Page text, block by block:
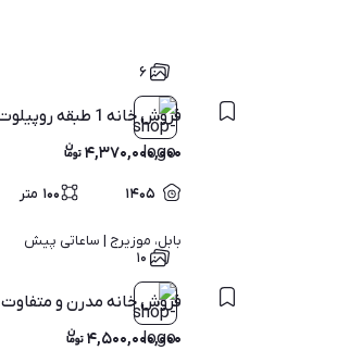
۶
فروش خانه 1 طبقه روپیلوت 100متر نوساز ارشاد21
۴,۳۷۰,۰۰۰,۰۰۰
۱۴۰۵ ۱۰۰ متر
بابل، موزیرج | ساعاتی پیش
۱۰
فروش خانه مدرن و متفاوت 125 متر در موزیرج
۴,۵۰۰,۰۰۰,۰۰۰